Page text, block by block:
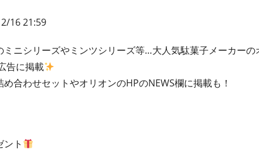
16 21:59
ミニシリーズやミンツシリーズ等…大人気駄菓子メーカーの
告に掲載
合わせセットやオリオンのHPのNEWS欄に掲載も！
ント